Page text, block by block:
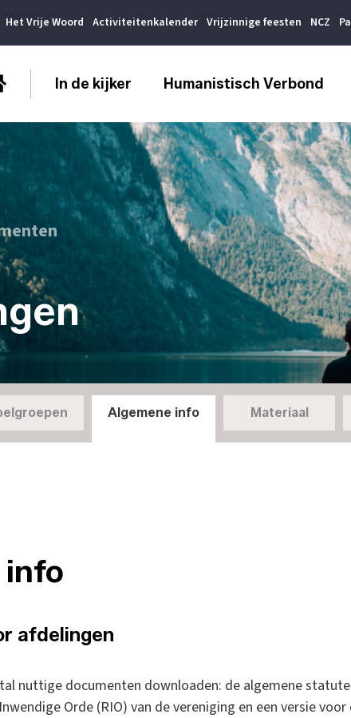
Het Vrije Woord Activiteitenkalender Vrijzinnige feesten NCZ
In de kijker Humanistisch Verbond
Algemene info Materiaal
info
afdelingen
nuttige documenten downloaden: de algemene
Orde (RIO) van de vereniging en een versie